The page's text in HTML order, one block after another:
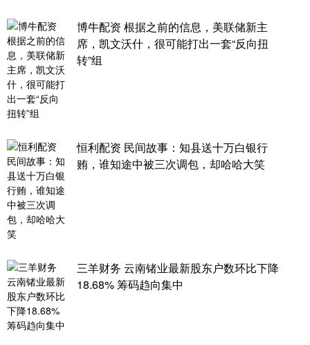
博牛配资 根据之前的信息，美联储新主
席，凯文沃什，很可能打出一套“反向扭
转”组
恒利配资 民间故事：知县送十万白银行
贿，谁知途中被三次调包，却哈哈大笑
三羊财务 云南锗业最新股东户数环比下降
18.68% 筹码趋向集中